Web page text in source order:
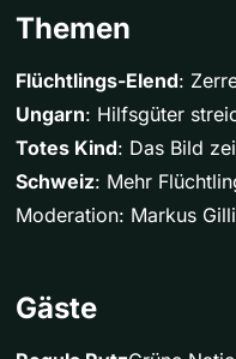
Themen
Flüchtlings-Elend:
Ungarn: Hilfsgüter
Totes Kind: Das Bild
Schweiz: Mehr
Moderation: Markus Gilli
Gäste